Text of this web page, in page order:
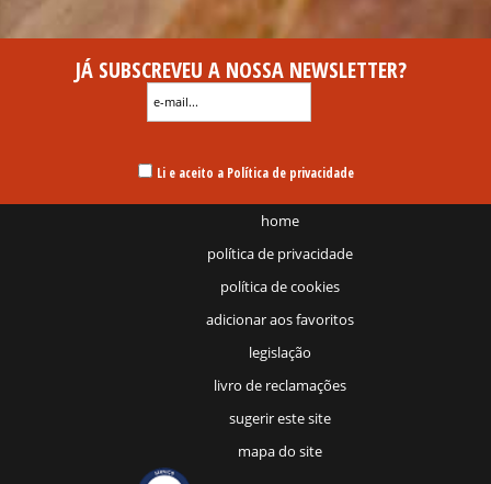
JÁ SUBSCREVEU A NOSSA NEWSLETTER?
Li e aceito a Política de privacidade
home
política de privacidade
política de cookies
adicionar aos favoritos
legislação
livro de reclamações
sugerir este site
mapa do site